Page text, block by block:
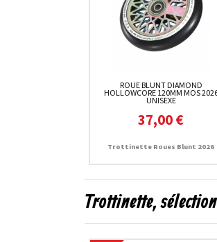
ROUE BLUNT DIAMOND
HOLLOWCORE 120MM MOS
UNISEXE
37,00 €
Trottinette Roues Blunt 2026
Trottinette,